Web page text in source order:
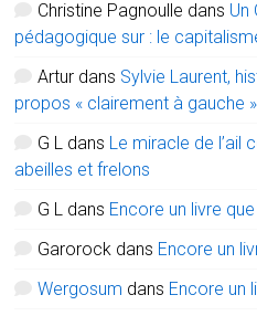
Christine Pagnoulle dans Un
pédagogique sur : le
Artur dans Sylvie Laurent,
propos « clairement à gauche »
G L dans Le miracle de l’ail
abeilles et frelons
G L dans Encore un livre
Garorock dans Encore un
Wergosum dans Encore un